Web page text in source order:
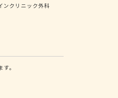
ンクリニック外科
。